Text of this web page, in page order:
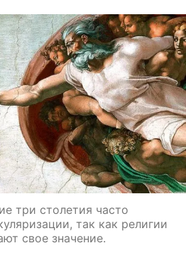
три столетия часто
так как религии
свое значение.